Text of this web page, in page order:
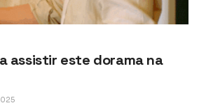
assistir este dorama na